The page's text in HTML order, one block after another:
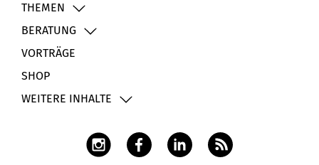
THEMEN
BERATUNG
VORTRÄGE
SHOP
WEITERE INHALTE